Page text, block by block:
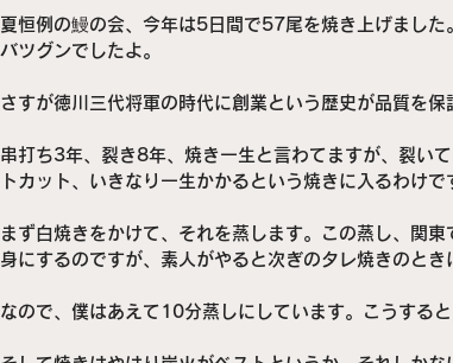
夏恒例の鰻の会、今年は5日間で57尾を焼き上げまし
バツグンでしたよ。
さすが徳川三代将軍の時代に創業という歴史が品質を保
串打ち3年、裂き8年、焼き一生と言わてますが、裂い
トカット、いきなり一生かかるという焼きに入るわけで
まず白焼きをかけて、それを蒸します。この蒸し、関
身にするのですが、素人がやると次ぎのタレ焼きのと
なので、僕はあえて10分蒸しにしています。こうする